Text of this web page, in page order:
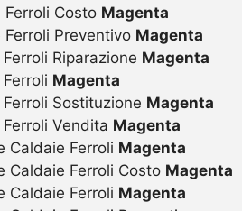
Ferroli Costo Magenta
Preventivo Magenta
Riparazione Magenta
Magenta
Sostituzione Magenta
Vendita Magenta
Caldaie Ferroli Magenta
Caldaie Ferroli Costo Magenta
Caldaie Ferroli Magenta